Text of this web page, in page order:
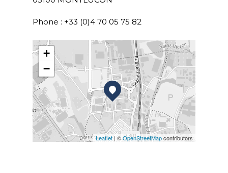
Phone : +33 (0)4 70 05 75 82
+
−
Leaflet | ©OpenStreetMapcontributors